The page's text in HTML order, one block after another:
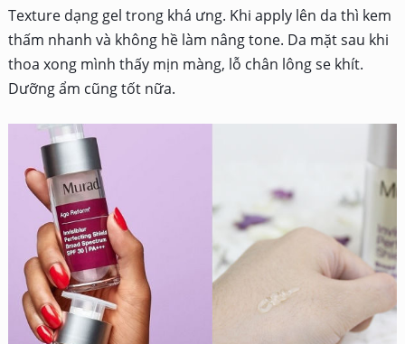
Texture dạng gel trong khá ưng. Khi apply lên da thì kem
thấm nhanh và không hề làm nâng tone. Da mặt sau khi
thoa xong mình thấy mịn màng, lỗ chân lông se khít.
Dưỡng ẩm cũng tốt nữa.